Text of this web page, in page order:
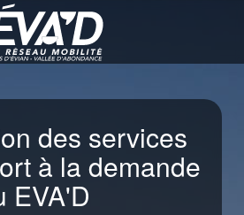
des services
à la demande
EVA'D